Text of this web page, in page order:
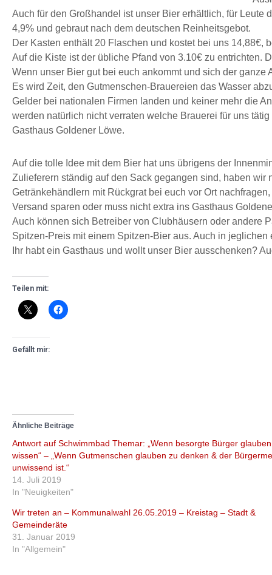
Auch für den Großhandel ist unser Bier erhältlich, für Leute
4,9% und gebraut nach dem deutschen Reinheitsgebot.
Der Kasten enthält 20 Flaschen und kostet bei uns
Auf die Kiste ist der übliche Pfand von 3.10€ zu entrichten.
Wenn unser Bier gut bei euch ankommt und sich der
Es wird Zeit, den Gutmenschen-Brauereien das Wasser
Gelder bei nationalen Firmen landen und keiner mehr die
werden natürlich nicht verraten welche Brauerei für uns
Gasthaus Goldener Löwe.
Auf die tolle Idee mit dem Bier hat uns übrigens der
Zulieferern ständig auf den Sack gegangen sind, haben
Getränkehändlern mit Rückgrat bei euch vor Ort
Versand sparen oder muss nicht extra ins Gasthaus
Auch können sich Betreiber von Clubhäusern oder andere
Spitzen-Preis mit einem Spitzen-Bier aus. Auch in
Ihr habt ein Gasthaus und wollt unser Bier ausschenken?
Teilen mit:
Gefällt mir:
Ähnliche Beiträge
Antwort auf Schwimmbad Themar: „Wenn besorgte Bürger
wissen“ – „Wenn Gutmenschen glauben zu denken & der
unwissend ist.“
14. Juli 2019
In "Neuigkeiten"
Wir treten an – Kommunalwahl 26.05.2019 – Kreistag – Stadt &
Gemeinderäte
31. Januar 2019
In "Allgemein"